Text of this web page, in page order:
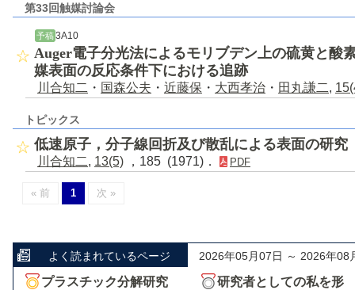
第33回触媒討論会
予稿 3A10
Auger電子分光法によるモリブデン上の硫黄と酸
媒表面の反応条件下における追跡
川合知二 ・ 国森公夫 ・ 近藤保 ・ 大西孝治 ・ 田丸謙二,
トピックス
低速原子，分子線回折及び散乱による表面の研究
川合知二, 13(5) ，185 (1971)． PDF
« 前 1 次 »
よく読まれているページ 2026年05月07日 ～ 2026年08
プラスチック分解研究
研究者としての私を形